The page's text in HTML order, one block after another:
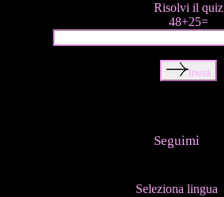
Risolvi il quiz
48+25=
Invia
Seguimi
Seleziona lingua